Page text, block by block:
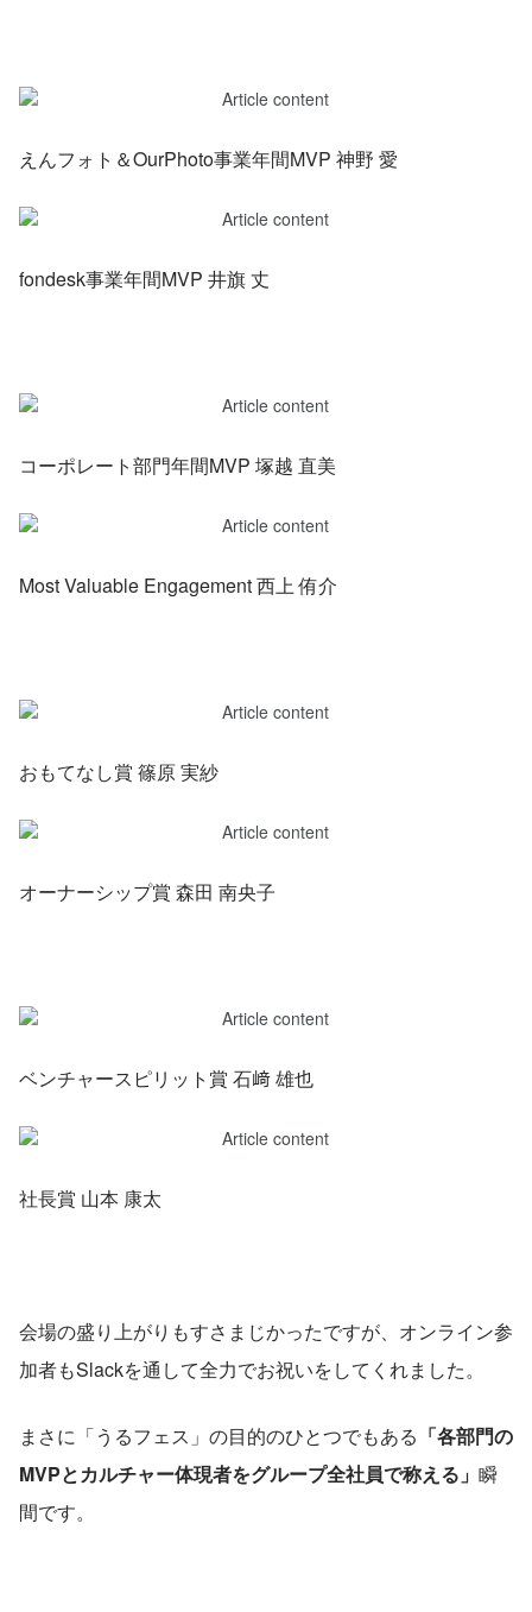
えんフォト＆OurPhoto事業年間MVP 神野 愛
fondesk事業年間MVP 井旗 丈
コーポレート部門年間MVP 塚越 直美
Most Valuable Engagement 西上 侑介
おもてなし賞 篠原 実紗
オーナーシップ賞 森田 南央子
ベンチャースピリット賞 石﨑 雄也
社長賞 山本 康太
会場の盛り上がりもすさまじかったですが、オンライン参
加者もSlackを通して全力でお祝いをしてくれました。
まさに「うるフェス」の目的のひとつでもある 「各部門の
MVPとカルチャー体現者をグループ全社員で称える」 瞬
間です。